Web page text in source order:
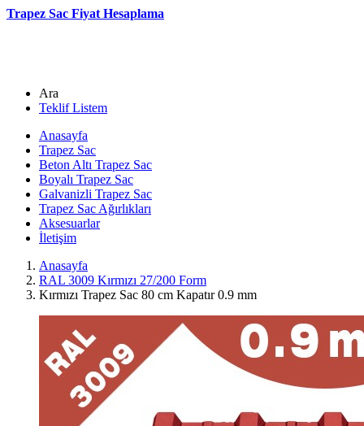
Trapez Sac Fiyat Hesaplama
Ara
Teklif Listem
Anasayfa
Trapez Sac
Beton Altı Trapez Sac
Boyalı Trapez Sac
Galvanizli Trapez Sac
Trapez Sac Ağırlıkları
Aksesuarlar
İletişim
Anasayfa
RAL 3009 Kırmızı 27/200 Form
Kırmızı Trapez Sac 80 cm Kapatır 0.9 mm